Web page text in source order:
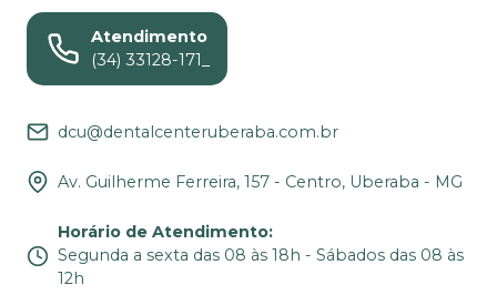
Atendimento
(34) 33128-171_
dcu@dentalcenteruberaba.com.br
Av. Guilherme Ferreira, 157 - Centro, Uberaba - MG
Horário de Atendimento:
Segunda a sexta das 08 às 18h - Sábados das 08 às
12h